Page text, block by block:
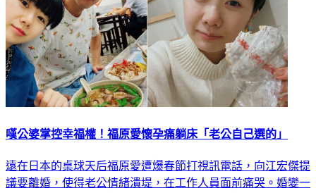
嘆公婆掌控幸福權！福原愛懷孕痛躺床「老公自己選的」
遠在日本的桌球天后福原愛遭爆春節打視訊電話，向江宏傑提
議要離婚，使得老公情緒潰堤，在工作人員面前痛哭。婚變一